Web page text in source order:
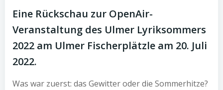
Eine Rückschau zur OpenAir-
Veranstaltung des Ulmer Lyriksommers
2022 am Ulmer Fischerplätzle am 20. Juli
2022.
Was war zuerst: das Gewitter oder die Sommerhitze?